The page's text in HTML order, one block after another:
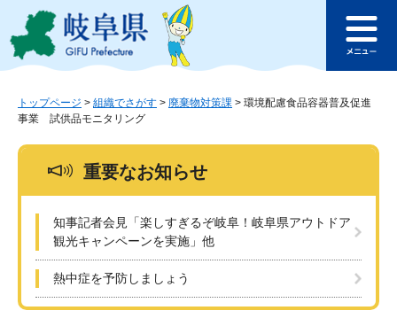
ジ
ュ
このページの本文へ
ュ
トップページ > 組織でさがす > 廃棄物対策課 > 環境配慮食品容器普及促進
事業 試供品モニタリング
重要なお知らせ
知事記者会見「楽しすぎるぞ岐阜！岐阜県アウトドア
観光キャンペーンを実施」他
熱中症を予防しましょう